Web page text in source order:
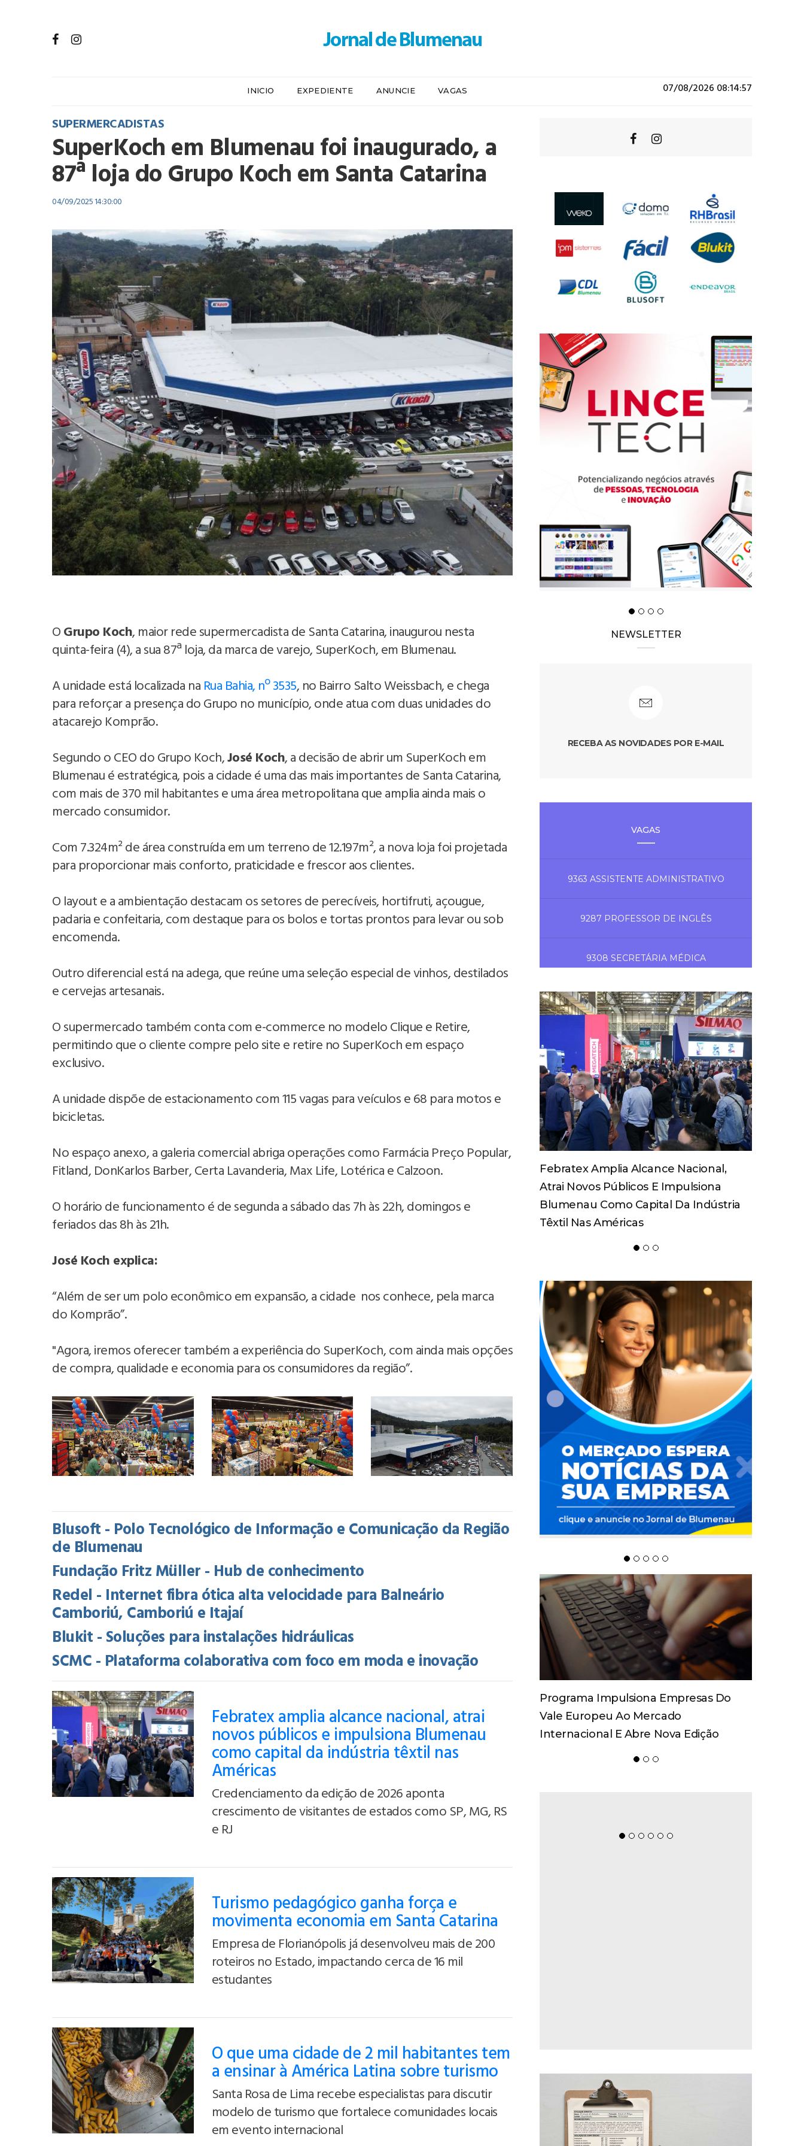
INICIO EXPEDIENTE ANUNCIE VAGAS 07/08/2026 08:14:57
SUPERMERCADISTAS
SuperKoch em Blumenau foi inaugurado, a
87ª loja do Grupo Koch em Santa Catarina
04/09/2025 14:30:00
OGrupo Koch, maior rede supermercadista de Santa Catarina, inaugurou nesta
quinta-feira (4), a sua 87ª loja, da marca de varejo, SuperKoch, em Blumenau.
A unidade está localizada na Rua Bahia, nº 3535, no Bairro Salto Weissbach, e chega
para reforçar a presença do Grupo no município, onde atua com duas unidades do
atacarejo Komprão.
Segundo o CEO do Grupo Koch,José Koch, a decisão de abrir um SuperKoch em
Blumenau é estratégica, pois a cidade é uma das mais importantes de Santa Catarina,
com mais de 370 mil habitantes e uma área metropolitana que amplia ainda mais o
mercado consumidor.
Com 7.324m² de área construída em um terreno de 12.197m², a nova loja foi projetada
para proporcionar mais conforto, praticidade e frescor aos clientes.
O layout e a ambientação destacam os setores de perecíveis, hortifruti, açougue,
padaria e confeitaria, com destaque para os bolos e tortas prontos para levar ou sob
encomenda.
Outro diferencial está na adega, que reúne uma seleção especial de vinhos, destilados
e cervejas artesanais.
O supermercado também conta com e-commerce no modelo Clique e Retire,
permitindo que o cliente compre pelo site e retire no SuperKoch em espaço
exclusivo.
A unidade dispõe de estacionamento com 115 vagas para veículos e 68 para motos e
bicicletas.
No espaço anexo, a galeria comercial abriga operações como Farmácia Preço Popular,
Fitland, DonKarlos Barber, Certa Lavanderia, Max Life, Lotérica e Calzoon.
O horário de funcionamento é de segunda a sábado das 7h às 22h, domingos e
feriados das 8h às 21h.
José Koch explica:
“Além de ser um polo econômico em expansão, a cidade nos conhece, pela marca
do Komprão”.
"Agora, iremos oferecer também a experiência do SuperKoch, com ainda mais opções
de compra, qualidade e economia para os consumidores da região”.
Blusoft - Polo Tecnológico de Informação e Comunicação da Região
de Blumenau
Fundação Fritz Müller - Hub de conhecimento
Redel - Internet fibra ótica alta velocidade para Balneário
Camboriú, Camboriú e Itajaí
Blukit - Soluções para instalações hidráulicas
SCMC - Plataforma colaborativa com foco em moda e inovação
Febratex amplia alcance nacional, atrai
novos públicos e impulsiona Blumenau
como capital da indústria têxtil nas
Américas
Credenciamento da edição de 2026 aponta
crescimento de visitantes de estados como SP, MG, RS
e RJ
Turismo pedagógico ganha força e
movimenta economia em Santa Catarina
Empresa de Florianópolis já desenvolveu mais de 200
roteiros no Estado, impactando cerca de 16 mil
estudantes
O que uma cidade de 2 mil habitantes tem
a ensinar à América Latina sobre turismo
Santa Rosa de Lima recebe especialistas para discutir
modelo de turismo que fortalece comunidades locais
em evento internacional
Movimenta Economia Em Santa
Catarina
Spaten Tisch Chega À Oktoberfest De
Blumenau Para Celebrar O Ritual Da
Cerveja E Dos Encontros